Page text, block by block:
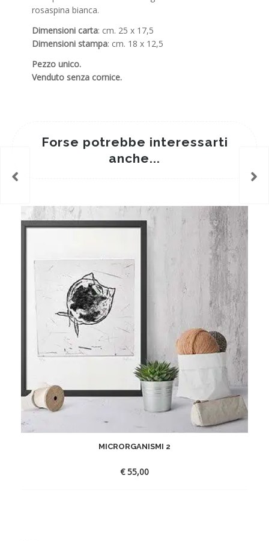
rosaspina bianca.
Dimensioni carta: cm. 25 x 17,5
Dimensioni stampa: cm. 18 x 12,5
Pezzo unico.
Venduto senza cornice.
Forse potrebbe interessarti
anche...
MICRORGANISMI 2
€55,00